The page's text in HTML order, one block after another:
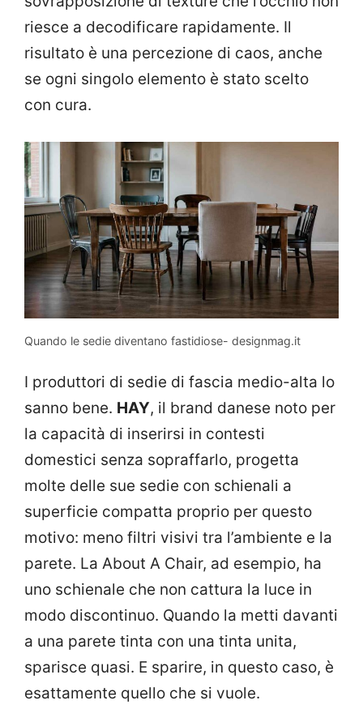
riesce a decodificare rapidamente. Il
risultato è una percezione di caos, anche
se ogni singolo elemento è stato scelto
con cura.
Quando le sedie diventano fastidiose- designmag.it
I produttori di sedie di fascia medio-alta lo
sanno bene. HAY, il brand danese noto per
la capacità di inserirsi in contesti
domestici senza sopraffarlo, progetta
molte delle sue sedie con schienali a
superficie compatta proprio per questo
motivo: meno filtri visivi tra l’ambiente e la
parete. La About A Chair, ad esempio, ha
uno schienale che non cattura la luce in
modo discontinuo. Quando la metti davanti
a una parete tinta con una tinta unita,
sparisce quasi. E sparire, in questo caso, è
esattamente quello che si vuole.